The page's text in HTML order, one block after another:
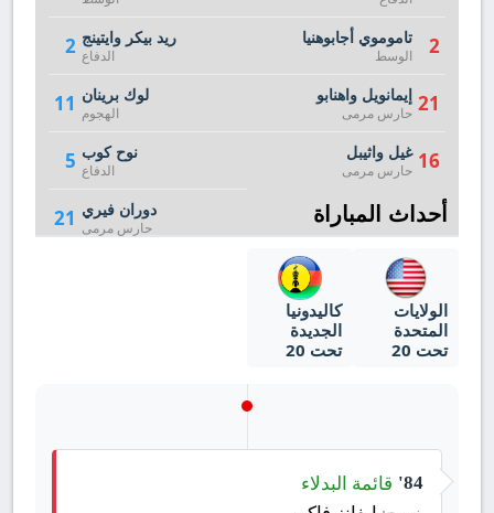
2 ريد بيكر وايتينج
الدفاع
11 لوك برينان
الهجوم
5 نوح كوب
الدفاع
21 دوران فيري
حارس مرمى
2 تاموموي أجابوهنيا
الوسط
21 إيمانويل واهنابو
حارس مرمى
16 غيل واثيبل
حارس مرمى
أحداث المباراة
الولايات
المتحدة
تحت 20
كاليدونيا
الجديدة
تحت 20
84' قائمة البدلاء